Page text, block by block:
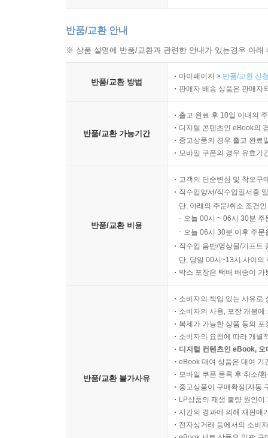
정직한 방법과 속임수를 쓰게 하거나, 또는 야만적
--- p.153
이렇듯 한 명제의 객관적인 진실, 그리고 논쟁자
본적으로 정직하다면, 우리는 어떤 토론에서건
내세운 주장이나 상대방의 주장, 즉 그 어느 쪽의
문제는 아무래도 상관없거나, 적어도 매우 부차적
토론술 자체는 본래 모든 종류의 공격, 특히 부정
방의 공격에 무너지지 않으면서 상대방의 주장을
진리로 관철하는 기술을 명확히 구분해야 할 필
작업이기 때문에 특별한 기술이 필요하지 않다.
기로 상대방을 물리치려면, 우리에게도 당연히
나 우연한 것으로 볼 수밖에 없다. 따라서 우리는
논쟁할 때는 대부분 객관적인 진실이 어디에 있
반품/교환 안내
※ 상품 설명에 반품/교환과 관련한 안내가 있는경우 아
반품/교환 방법
마이페이지 > 반품/교환 신
판매자 배송 상품은 판매자
반품/교환 가능기간
출고 완료 후 10일 이내의
디지털 콘텐츠인 eBook의
중고상품의 경우 출고 완료
모바일 쿠폰의 경우 유효기
반품/교환 비용
고객의 단순변심 및 착오구
직수입양서/직수입일서중
단, 아래의 주문/취소 조건
오늘 00시 ~ 06시 30분
오늘 06시 30분 이후 주
직수입 음반/영상물/기프트
단, 당일 00시~13시 사이의
박스 포장은 택배 배송이
반품/교환 불가사유
소비자의 책임 있는 사유로
소비자의 사용, 포장 개봉
복제가 가능한 상품 등의
소비자의 요청에 따라 개별
디지털 컨텐츠인 eBook,
eBook 대여 상품은 대여 기
모바일 쿠폰 등록 후 취소/
중고상품이 구매확정(자동
LP상품의 재생 불량 원인
시간의 경과에 의해 재판매
전자상거래 등에서의 소비